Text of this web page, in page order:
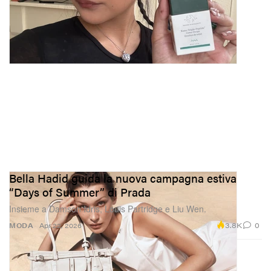
MODA
Bella Hadid guida la nuova campagna estiva
“Days of Summer” di Prada
Insieme a Damson Idris, Louis Partridge e Liu Wen.
Apr 22, 2026 3.8K 0